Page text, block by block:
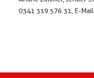
0341 319 576 31, E-